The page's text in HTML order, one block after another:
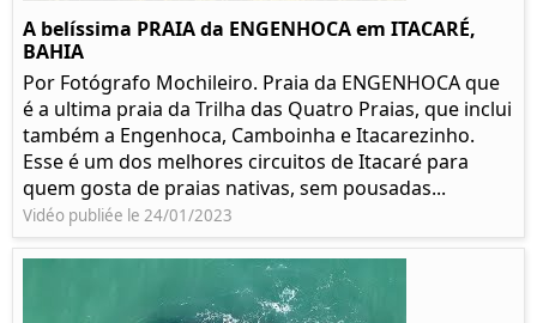
A belíssima PRAIA da ENGENHOCA em ITACARÉ,
BAHIA
Por Fotógrafo Mochileiro. Praia da ENGENHOCA que
é a ultima praia da Trilha das Quatro Praias, que inclui
também a Engenhoca, Camboinha e Itacarezinho.
Esse é um dos melhores circuitos de Itacaré para
quem gosta de praias nativas, sem pousadas...
Vidéo publiée le 24/01/2023